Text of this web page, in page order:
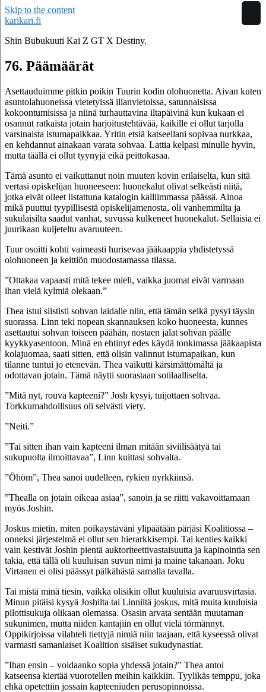
Skip to the content
karikari.fi
Shin Bubukuuti Kai Z GT X Destiny.
76. Päämäärät
Asettauduimme pitkin poikin Tuurin kodin olohuonetta. Aivan kuten
asuntolahuoneissa vietetyissä illanvietoissa, satunnaisissa
kokoontumisissa ja niinä turhauttavina iltapäivinä kun kukaan ei
osannut ratkaista jotain harjoitustehtävää, kaikille ei ollut tarjolla
varsinaista istumapaikkaa. Yritin etsiä katseellani sopivaa nurkkaa,
en kehdannut ainakaan varata sohvaa. Lattia kelpasi minulle hyvin,
mutta täällä ei ollut tyynyjä eikä peittokasaa.
Tämä asunto ei vaikuttanut noin muuten kovin erilaiselta, kun sitä
vertasi opiskelijan huoneeseen: huonekalut olivat selkeästi niitä,
jotka eivät olleet listattuna katalogin kalliimmassa päässä. Ainoa
mikä puuttui tyypillisestä opiskelijamenosta, oli vanhemmilta ja
sukulaisilta saadut vanhat, suvussa kulkeneet huonekalut. Sellaisia ei
juurikaan kuljeteltu avaruuteen.
Tuur osoitti kohti vaimeasti hurisevaa jääkaappia yhdistetyssä
olohuoneen ja keittiön muodostamassa tilassa.
”Ottakaa vapaasti mitä tekee mieli, vaikka juomat eivät varmaan
ihan vielä kylmiä olekaan.”
Thea istui siististi sohvan laidalle niin, että tämän selkä pysyi täysin
suorassa. Linn teki nopean skannauksen koko huoneesta, kunnes
asettautui sohvan toiseen päähän, nostaen jalat sohvan päälle
kyykkyasentoon. Minä en ehtinyt edes käydä tonkimassa jääkaapista
kolajuomaa, saati sitten, että olisin valinnut istumapaikan, kun
tilanne tuntui jo etenevän. Thea vaikutti kärsimättömältä ja
odottavan jotain. Tämä näytti suorastaan sotilaalliselta.
”Mitä nyt, rouva kapteeni?” Josh kysyi, tuijottaen sohvaa.
Torkkumahdollisuus oli selvästi viety.
”Neiti.”
”Tai sitten ihan vain kapteeni ilman mitään siviilisäätyä tai
sukupuolta ilmoittavaa”, Linn kuittasi sohvalta.
”Öhöm”, Thea sanoi uudelleen, rykien nyrkkiinsä.
”Thealla on jotain oikeaa asiaa”, sanoin ja se riitti vakavoittamaan
myös Joshin.
Joskus mietin, miten poikaystäväni ylipäätään pärjäsi Koalitiossa –
onneksi järjestelmä ei ollut sen hierarkkisempi. Tai kenties kaikki
vain kestivät Joshin pientä auktoriteettivastaisuutta ja kapinointia sen
takia, että tällä oli kuuluisan suvun nimi ja maine takanaan. Joku
Virtanen ei olisi päässyt pälkähästä samalla tavalla.
Tai mistä minä tiesin, vaikka olisikin ollut kuuluisia avaruusvirtasia.
Minun pitäisi kysyä Joshilta tai Linniltä joskus, mitä muita kuuluisia
pilottisukuja olikaan olemassa. Osasin arvata sentään muutaman
sukunimen, mutta niiden kantajiin en ollut vielä törmännyt.
Oppikirjoissa vilahteli tiettyjä nimiä niin taajaan, että kyseessä olivat
varmasti samanlaiset Koalition sisäiset sukudynastiat.
”Ihan ensin – voidaanko sopia yhdessä jotain?” Thea antoi
katseensa kiertää vuorotellen meihin kaikkiin. Tyylikäs temppu, joka
ehkä opetettiin jossain kapteeniuden perusopinnoissa.